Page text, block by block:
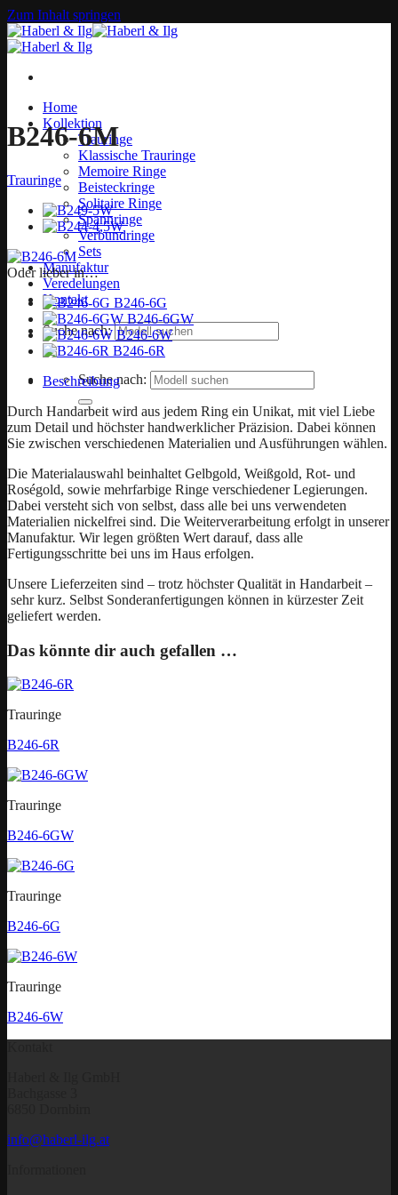
Zum Inhalt springen
Home
Kollektion
Trauringe
Klassische Trauringe
Memoire Ringe
Beisteckringe
Solitaire Ringe
Spannringe
Verbundringe
Sets
Manufaktur
Veredelungen
Kontakt
Suche nach:
Suche nach:
B246-6M
Trauringe
Oder lieber in…
B246-6G
B246-6GW
B246-6W
B246-6R
Beschreibung
Durch Handarbeit wird aus jedem Ring ein Unikat, mit viel Liebe
zum Detail und höchster handwerklicher Präzision. Dabei können
Sie zwischen verschiedenen Materialien und Ausführungen wählen.
Die Materialauswahl beinhaltet Gelbgold, Weißgold, Rot- und
Roségold, sowie mehrfarbige Ringe verschiedener Legierungen.
Dabei versteht sich von selbst, dass alle bei uns verwendeten
Materialien nickelfrei sind. Die Weiterverarbeitung erfolgt in unserer
Manufaktur. Wir legen größten Wert darauf, dass alle
Fertigungsschritte bei uns im Haus erfolgen.
Unsere Lieferzeiten sind – trotz höchster Qualität in Handarbeit –
sehr kurz. Selbst Sonderanfertigungen können in kürzester Zeit
geliefert werden.
Das könnte dir auch gefallen …
Trauringe
B246-6R
Trauringe
B246-6GW
Trauringe
B246-6G
Trauringe
B246-6W
info@haberl-ilg.at